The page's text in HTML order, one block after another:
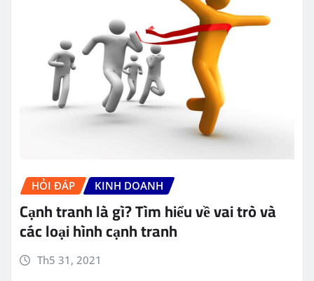
HỎI ĐÁP KINH DOANH
Cạnh tranh là gì? Tìm hiểu về vai trò và
các loại hình cạnh tranh
Th5 31, 2021